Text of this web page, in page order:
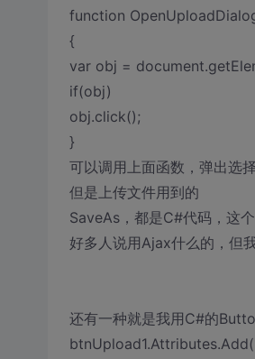
function
{
var obj =
if(obj)
obj.click();
}
可以调用上面函数，弹出选
但是上传文件用到的
SaveAs，都是C#代码，这
好多人说用Ajax什么的，但
还有一种就是我用C#的